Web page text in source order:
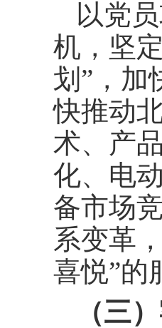
以党
机，坚
划”，加
快推动
术、产
化、电
备市场
系变革
喜悦”的
（三